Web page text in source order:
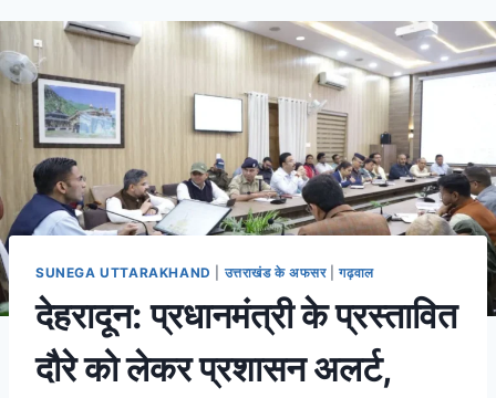
SUNEGA UTTARAKHAND उत्तराखंड के अफसर|गढ़वाल
देहरादून: प्रधानमंत्री के प्रस्तावित
दौरे को लेकर प्रशासन अलर्ट,